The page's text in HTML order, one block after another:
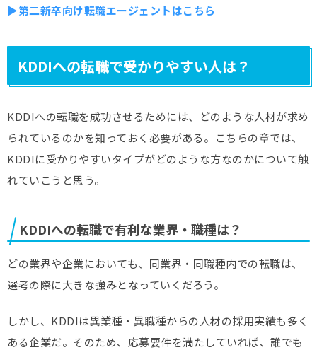
▶第二新卒向け転職エージェントはこちら
KDDIへの転職で受かりやすい人は？
KDDIへの転職を成功させるためには、どのような人材が求め
られているのかを知っておく必要がある。こちらの章では、
KDDIに受かりやすいタイプがどのような方なのかについて触
れていこうと思う。
KDDIへの転職で有利な業界・職種は？
どの業界や企業においても、同業界・同職種内での転職は、
選考の際に大きな強みとなっていくだろう。
しかし、KDDIは異業種・異職種からの人材の採用実績も多く
ある企業だ。そのため、応募要件を満たしていれば、誰でも